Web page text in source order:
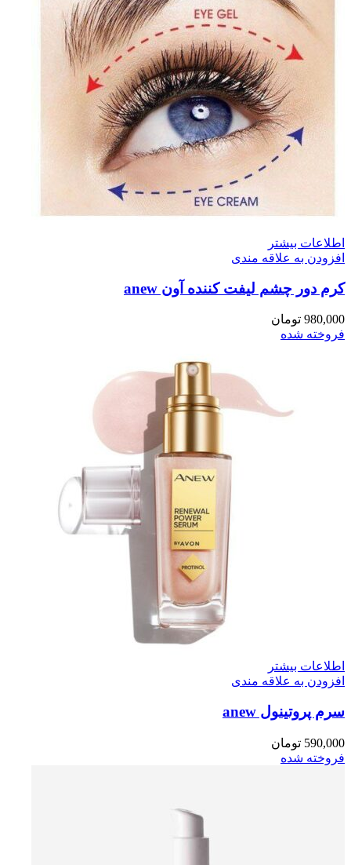
اطلاعات بیشتر
افزودن به علاقه مندی
کرم دور چشم لیفت کننده آون anew
980,000 تومان
فروخته شده
اطلاعات بیشتر
افزودن به علاقه مندی
سرم پروتینول anew
590,000 تومان
فروخته شده